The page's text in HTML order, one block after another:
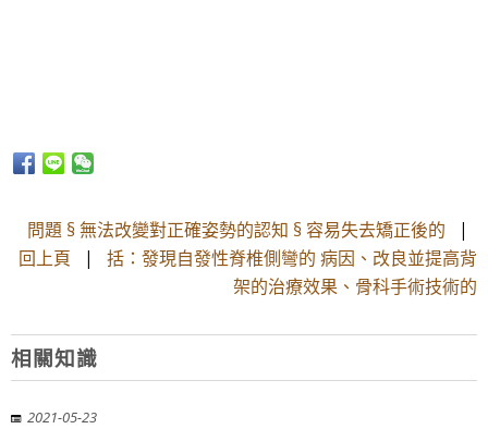
問題 § 無法改變對正確姿勢的認知 § 容易失去矯正後的 |
回上頁 | 括：發現自發性脊椎側彎的 病因、改良並提高背
架的治療效果、骨科手術技術的
相關知識
2021-05-23